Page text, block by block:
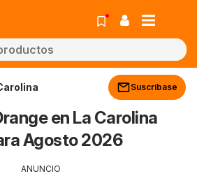
Suscríbase
en La Carolina
Agosto 2026
ANUNCIO